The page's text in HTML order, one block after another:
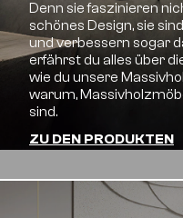
Denn sie faszinieren
schönes Design, sie
und verbessern sogar
erfährst du alles über
wie du unsere
warum,
sind.
ZU DEN PRODUKTEN